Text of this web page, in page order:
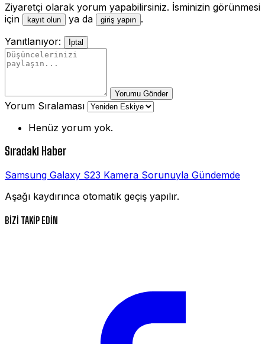
Ziyaretçi olarak yorum yapabilirsiniz. İsminizin görünmesi
için
kayıt olun ya da giriş yapın .
Yanıtlanıyor:
İptal
Yorumu Gönder
Yorum Sıralaması
Henüz yorum yok.
Sıradaki Haber
Samsung Galaxy S23 Kamera Sorunuyla Gündemde
Aşağı kaydırınca otomatik geçiş yapılır.
BİZİ TAKİP EDİN